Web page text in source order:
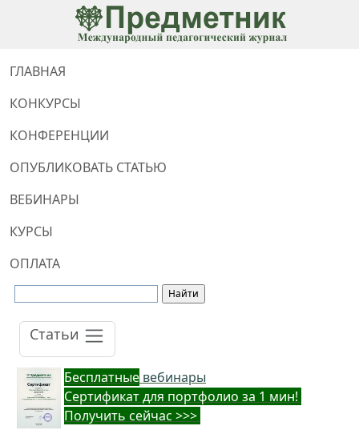
ГЛАВНАЯ
КОНКУРСЫ
КОНФЕРЕНЦИИ
ОПУБЛИКОВАТЬ СТАТЬЮ
ВЕБИНАРЫ
КУРСЫ
ОПЛАТА
Статьи
Бесплатные вебинары
Cертификат для портфолио за 1 мин!
Получить сейчас >>>